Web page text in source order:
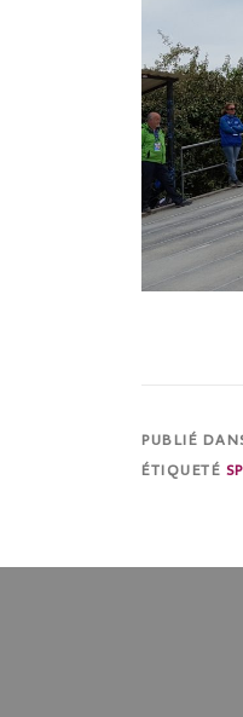
PUBLIÉ
ÉTIQUETÉ